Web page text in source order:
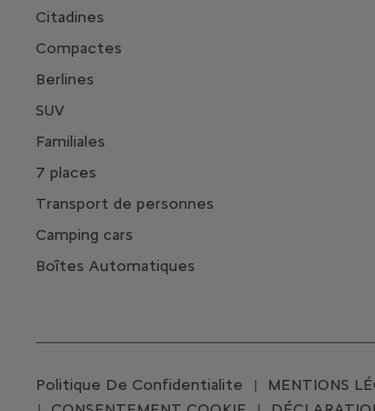
Citadines
Compactes
Berlines
SUV
Familiales
7 places
Transport de personnes
Camping cars
Boîtes Automatiques
Politique De Confidentialite MENTIONS